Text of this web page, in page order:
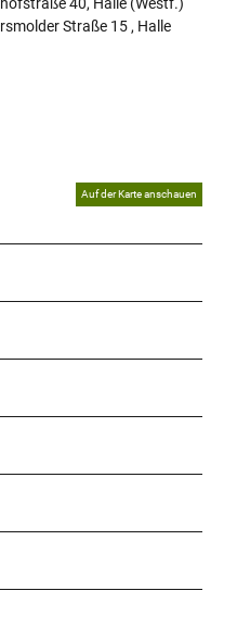
Straße 15 , Halle
Auf der Karte anschauen